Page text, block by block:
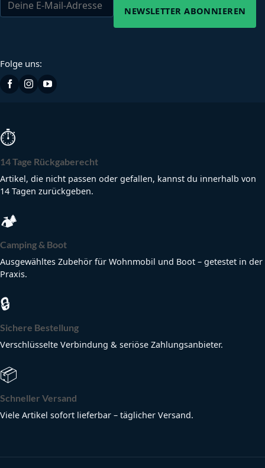
NEWSLETTER ABONNIEREN
Folge uns:
⏱
14 Tage Rückgaberecht
Artikel, die nicht passen oder gefallen, kannst du innerhalb von
14 Tagen zurückgeben.
🏕
Camping & Boot
Ausgewähltes Zubehör für Wohnmobil und Boot – getestet in der
Praxis.
🔒
Sichere Bestellung
Verschlüsselte Verbindung & seriöse Zahlungsanbieter.
📦
Schneller Versand
Viele Artikel sofort lieferbar – täglicher Versand.